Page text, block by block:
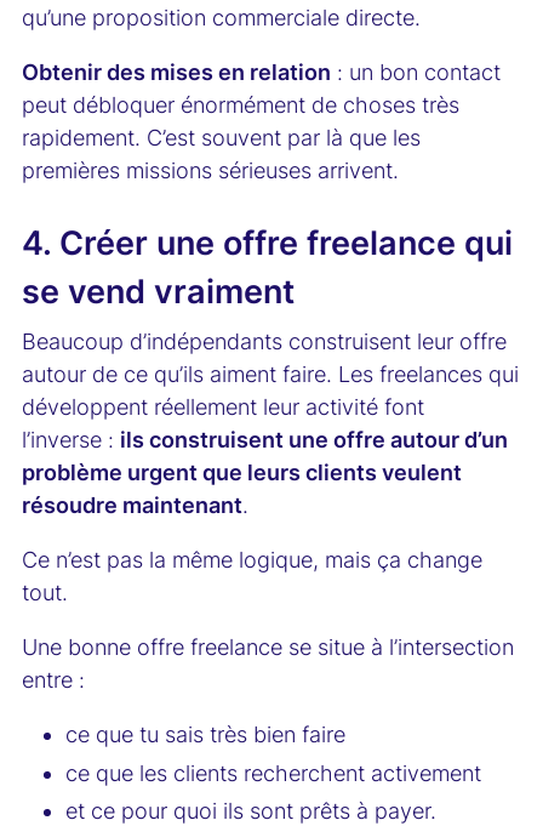
qu’une proposition commerciale directe.
Obtenir des mises en relation : un bon contact
peut débloquer énormément de choses très
rapidement. C’est souvent par là que les
premières missions sérieuses arrivent.
4. Créer une offre freelance qui
se vend vraiment
Beaucoup d’indépendants construisent leur offre
autour de ce qu’ils aiment faire. Les freelances qui
développent réellement leur activité font
l’inverse : ils construisent une offre autour d’un
problème urgent que leurs clients veulent
résoudre maintenant.
Ce n’est pas la même logique, mais ça change
tout.
Une bonne offre freelance se situe à l’intersection
entre :
ce que tu sais très bien faire
ce que les clients recherchent activement
et ce pour quoi ils sont prêts à payer.